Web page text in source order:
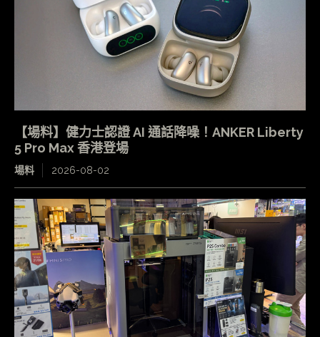
【場料】健力士認證 AI 通話降噪！ANKER Liberty
5 Pro Max 香港登場
場料 2026-08-02